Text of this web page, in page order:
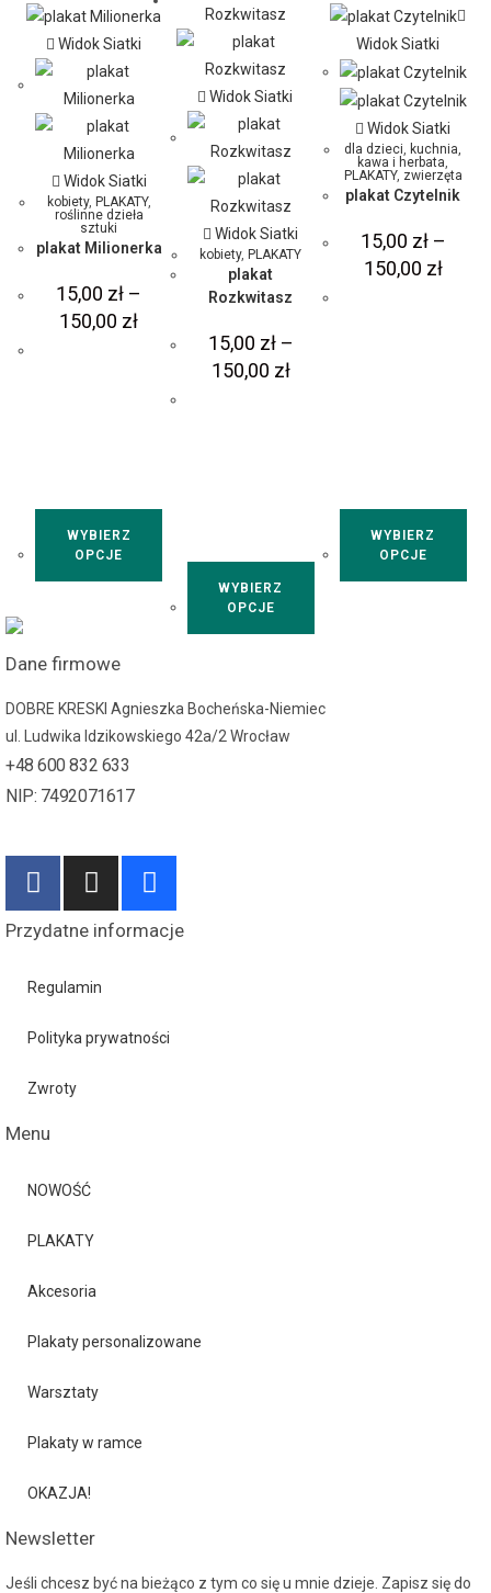
Widok Siatki
Widok Siatki
kobiety, PLAKATY,
roślinne dzieła
sztuki
plakat Milionerka
15,00 zł –
150,00 zł
WYBIERZ
OPCJE
Widok Siatki
Widok Siatki
kobiety, PLAKATY
plakat
Rozkwitasz
15,00 zł –
150,00 zł
WYBIERZ
OPCJE
Widok Siatki
Widok Siatki
dla dzieci
kuchnia,
kawa i herbata
PLAKATY, zwierzęta
plakat Czytelnik
15,00 zł –
150,00 zł
WYBIERZ
OPCJE
Dane firmowe
DOBRE KRESKI Agnieszka Bocheńska-Niemiec
ul. Ludwika Idzikowskiego 42a/2 Wrocław
+48 600 832 633
NIP: 7492071617
Przydatne informacje
Regulamin
Polityka prywatności
Zwroty
Menu
NOWOŚĆ
PLAKATY
Akcesoria
Plakaty personalizowane
Warsztaty
Plakaty w ramce
OKAZJA!
Newsletter
Jeśli chcesz być na bieżąco z tym co się u mnie dzieje. Zapisz się do